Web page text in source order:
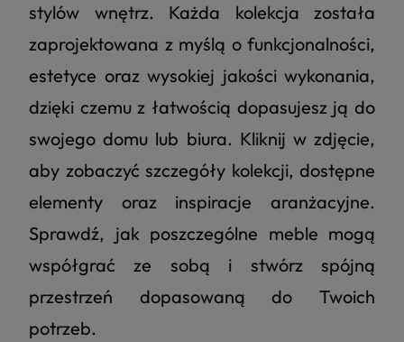
stylów wnętrz. Każda kolekcja została
zaprojektowana z myślą o funkcjonalności,
estetyce oraz wysokiej jakości wykonania,
dzięki czemu z łatwością dopasujesz ją do
swojego domu lub biura. Kliknij w zdjęcie,
aby zobaczyć szczegóły kolekcji, dostępne
elementy oraz inspiracje aranżacyjne.
Sprawdź, jak poszczególne meble mogą
współgrać ze sobą i stwórz spójną
przestrzeń dopasowaną do Twoich
potrzeb.